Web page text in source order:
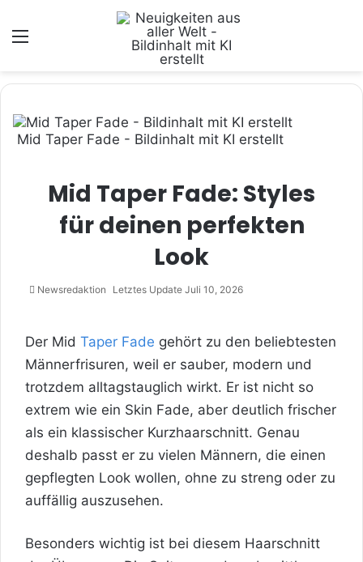
Mid Taper Fade - Bildinhalt mit KI erstellt
Mid Taper Fade: Styles
für deinen perfekten
Look
Newsredaktion Letztes Update Juli 10, 2026
Der Mid Taper Fade gehört zu den beliebtesten
Männerfrisuren, weil er sauber, modern und
trotzdem alltagstauglich wirkt. Er ist nicht so
extrem wie ein Skin Fade, aber deutlich frischer
als ein klassischer Kurzhaarschnitt. Genau
deshalb passt er zu vielen Männern, die einen
gepflegten Look wollen, ohne zu streng oder zu
auffällig auszusehen.
Besonders wichtig ist bei diesem Haarschnitt